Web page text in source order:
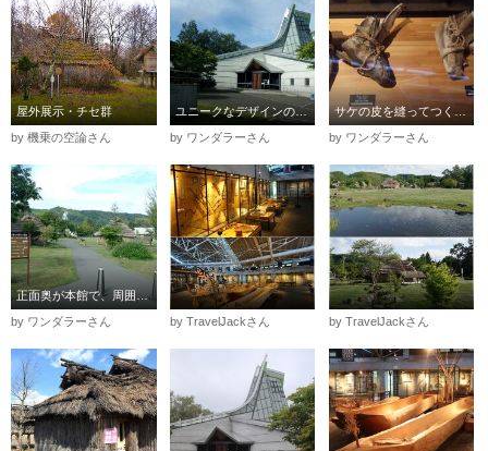
屋外展示・チセ群
by 機乗の空論さん
ユニークなデザインの建物
by ワンダラーさん
by ワンダラーさん
by ワンダラーさん
by TravelJackさん by TravelJackさん